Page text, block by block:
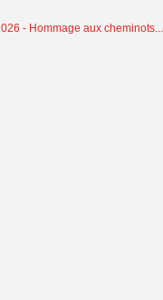
- Hommage aux cheminots...